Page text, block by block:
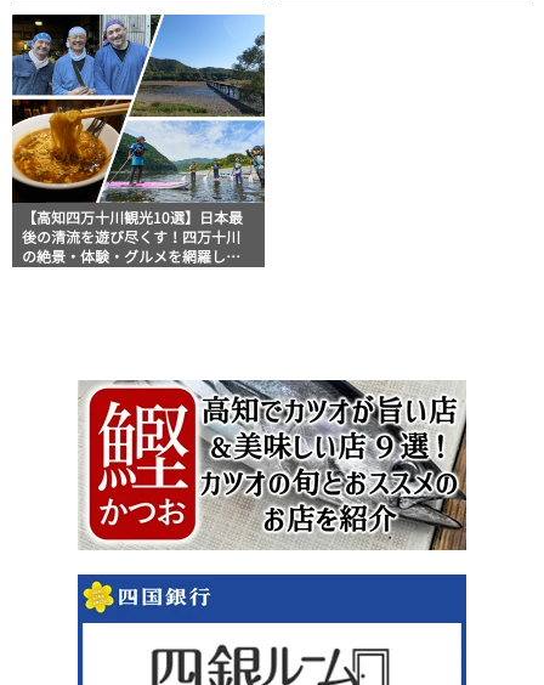
【高知四万十川観光10選】日本最
後の清流を遊び尽くす！四万十川
の絶景・体験・グルメを網羅した